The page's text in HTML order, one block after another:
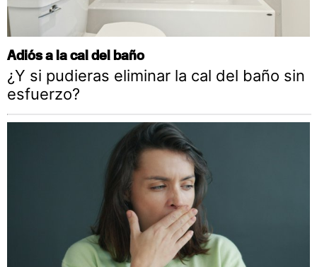
Adiós a la cal del baño
¿Y si pudieras eliminar la cal del baño sin
esfuerzo?